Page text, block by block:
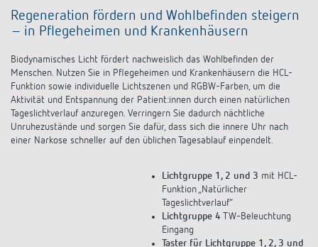
Regeneration fördern und Wohlbefinden steigern
– in Pflegeheimen und Krankenhäusern
Biodynamisches Licht fördert nachweislich das Wohlbefinden der
Menschen. Nutzen Sie in Pflegeheimen und Krankenhäusern die HCL-
Funktion sowie individuelle Lichtszenen und RGBW-Farben, um die
Aktivität und Entspannung der Patient:innen durch einen natürlichen
Tageslichtverlauf anzuregen. Verringern Sie dadurch nächtliche
Unruhezustände und sorgen Sie dafür, dass sich die innere Uhr nach
einer Narkose schneller auf den üblichen Tagesablauf einpendelt.
Lichtgruppe 1, 2 und 3 mit HCL-
Funktion „Natürlicher
Tageslichtverlauf“
Lichtgruppe 4 TW-Beleuchtung
Eingang